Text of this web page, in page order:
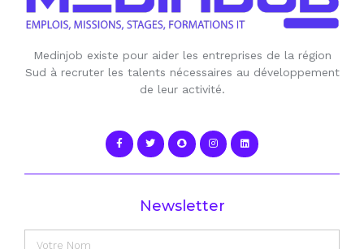
Medinjob existe pour aider les entreprises de la région
Sud à recruter les talents nécessaires au développement
de leur activité.
Newsletter